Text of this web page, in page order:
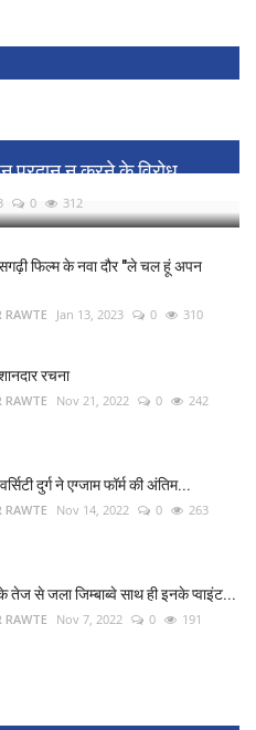
प्रदान न करने के विरोध...
0 312
फिल्म के नवा दौर "ले चल हूं अपन
RAWTE Jan 13, 2023 0 310
रचना
RAWTE Nov 21, 2022 0 242
दुर्ग ने एग्जाम फॉर्म की अंतिम...
RAWTE Nov 14, 2022 0 263
तेज से जला जिम्बाब्वे साथ ही इनके प्वाइंट...
RAWTE Nov 7, 2022 0 191